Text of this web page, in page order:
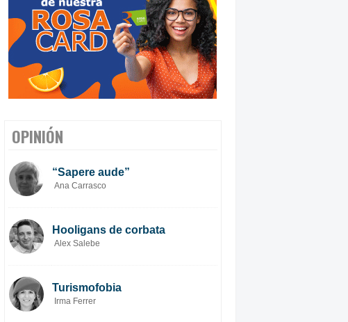
OPINIÓN
“Sapere aude”
Ana Carrasco
Hooligans de corbata
Alex Salebe
Turismofobia
Irma Ferrer